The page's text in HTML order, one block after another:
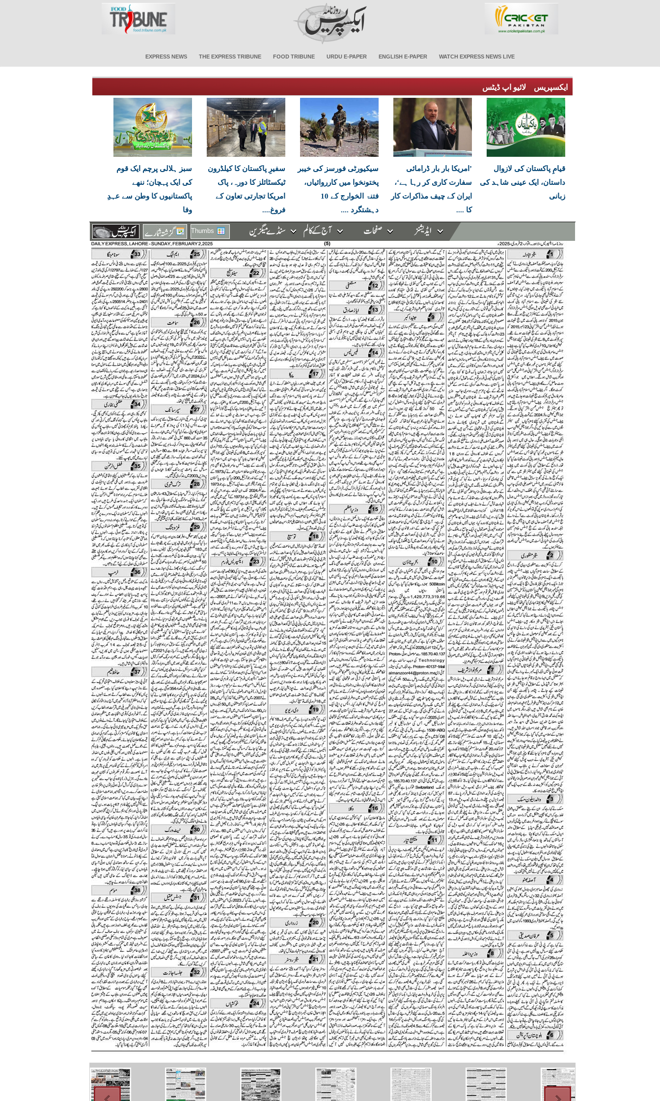
EXPRESS NEWS THE EXPRESS TRIBUNE FOOD TRIBUNE URDU E-PAPER ENGLISH E-PAPER WATCH EXPRESS NEWS LIVE
ایکسپریس لائیو اپ ڈیٹس
قیامِ پاکستان کی لازوال
داستان، ایک عینی شاہد کی
زبانی
’امریکا بار بار ڈرامائی
سفارت کاری کر رہا ہے‘،
ایران کے چیف مذاکرات کار
کا ....
سیکیورٹی فورسز کی خیبر
پختونخوا میں کارروائیاں،
فتنۃ الخوارج کے 10
دہشتگرد ....
سفیرِ پاکستان کا کیلڈرون
ٹیکسٹائلز کا دورہ، پاک
امریکا تجارتی تعاون کے
فروغ....
سبز ہلالی پرچم ایک قوم
کی ایک پہچان؛ ننھے
پاکستانیوں کا وطن سے عہدِ
وفا
Thumbs